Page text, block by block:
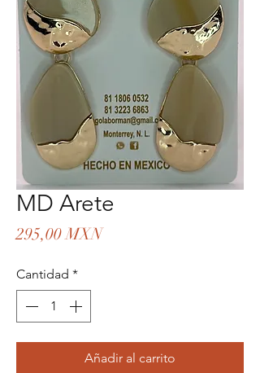
MD Arete
295,00 MXNPrecio
Cantidad *
Añadir al carrito